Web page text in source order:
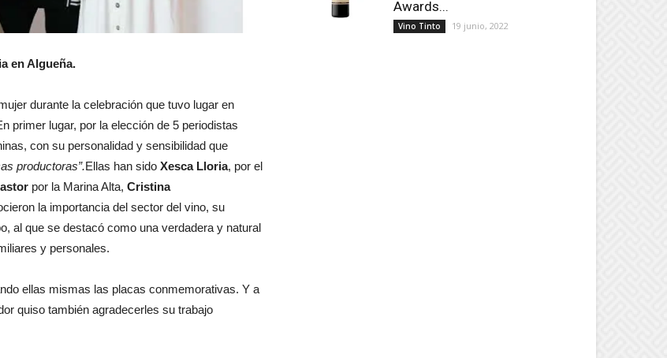
en Algueña.
durante la celebración que tuvo lugar en
primer lugar, por la elección de 5 periodistas
con su personalidad y sensibilidad que
productoras”.Ellas han sido Xesca Lloria, por el
por la Marina Alta, Cristina
la importancia del sector del vino, su
al que se destacó como una verdadera y natural
y personales.
ellas mismas las placas conmemorativas. Y a
quiso también agradecerles su trabajo
Awards...
Vino Tinto 19 junio, 2022